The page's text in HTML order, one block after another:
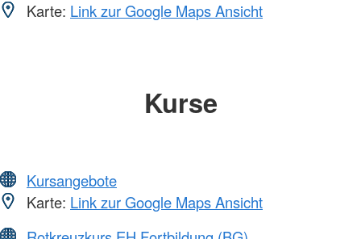
Karte: Link zur Google Maps Ansicht
Kurse
Kursangebote
Karte: Link zur Google Maps Ansicht